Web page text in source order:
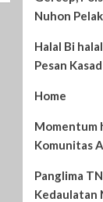
Nuhon
Halal Bi
Pesan Kasad
Home
Momentum
Komunitas
Panglima
Kedaulatan